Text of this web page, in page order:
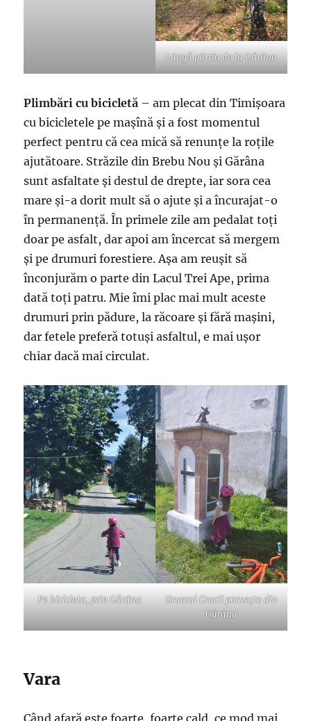
Lângă pârtia de la Gărâna
Plimbări cu bicicletă – am plecat din Timișoara
cu bicicletele pe mașînă și a fost momentul
perfect pentru că cea mică să renunțe la roțile
ajutătoare. Străzile din Brebu Nou și Gărâna
sunt asfaltate și destul de drepte, iar sora cea
mare și-a dorit mult să o ajute și a încurajat-o
în permanență. În primele zile am pedalat toți
doar pe asfalt, dar apoi am încercat să mergem
și pe drumuri forestiere. Așa am reușit să
înconjurăm o parte din Lacul Trei Ape, prima
dată toți patru. Mie îmi plac mai mult aceste
drumuri prin pădure, la răcoare și fără mașini,
dar fetele preferă totuși asfaltul, e mai ușor
chiar dacă mai circulat.
Pe bicicleta, prin Gărâna
Drumul Crucii pornește din
Gărâna
Vara